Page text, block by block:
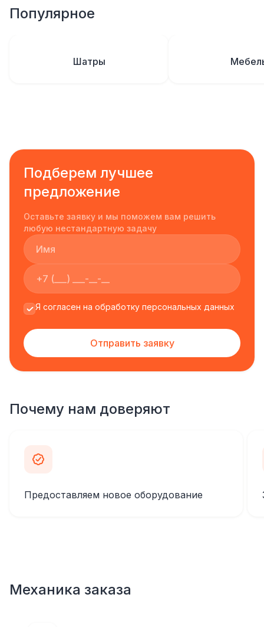
Популярное
Шатры
Подберем лучшее
предложение
Оставьте заявку и мы поможем вам решить
любую нестандартную задачу
Я согласен на обработку персональных данных
Отправить заявку
Почему нам доверяют
Предоставляем новое оборудование
Механика заказа